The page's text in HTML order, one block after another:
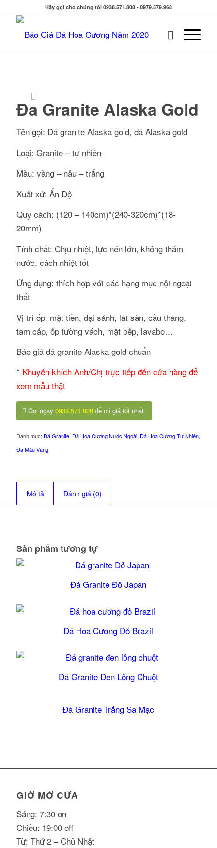
Hãy gọi cho chúng tôi 0938.571.808 - 0979.579.968
Đá Granite Alaska Gold
Tên gọi: Đá granite Alaska gold, đá Alaska gold
Loại: Granite – tự nhiên
Màu: vàng – nâu – trắng
Xuất xứ: Ấn Độ
Quy cách: (120 – 140cm)*(240-320cm)*(18-
20mm)
Tính chất: Chịu nhiệt, lực nén lớn, không thấm
nước, cách nhiệt tốt
Ứng dụng: thích hợp với các hạng mục nội ngoại
thất
Vị trí ốp: mặt tiền, đại sảnh, lát sàn, cầu thang,
tam cấp, ốp tường vách, mặt bếp, lavabo…
Báo giá đá granite Alaska gold chuẩn
* Khuyến khích Anh/Chị trực tiếp đến cửa hàng để
xem mẫu thật
Gọi ngay 0938.571.808để có giá tốt nhất
Danh mục: Đá Granite, Đá Hoa Cương Nước Ngoài, Đá Hoa Cương Tự Nhiên,
Đá Màu Vàng
Mô tả Đánh giá (0)
Sản phẩm tương tự
Đá Granite Đỏ Japan
Đá Hoa Cương Đỏ Brazil
Đá Granite Đen Lông Chuột
Đá Granite Trắng Sa Mạc
GIỜ MỞ CỬA
Sáng: 7:30 on
Chiều: 19:00 off
Từ: Thứ 2 – Chủ Nhật